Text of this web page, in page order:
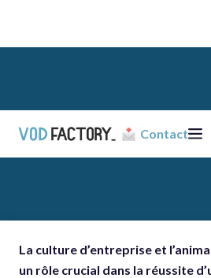
Contact
La culture d’entreprise et
un rôle crucial dans la réussite